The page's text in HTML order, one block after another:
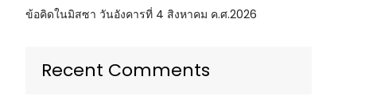
ข้อคิดในมิสซา วันอังคารที่ 4 สิงหาคม ค.ศ.2026
Recent Comments